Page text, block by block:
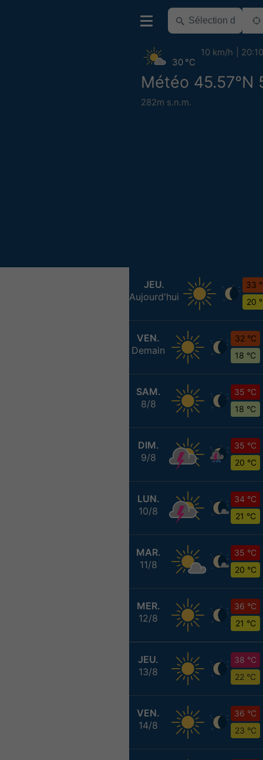
Météo 45.57°N
282m s.n.m.
30 °C
10 km/h 20:10
JEU.
Aujourd'hui
33
20
VEN.
Demain
32 °C
18 °C
SAM.
8/8
35 °C
18 °C
DIM.
9/8
35 °C
20 °C
LUN.
10/8
34 °C
21 °C
MAR.
11/8
35 °C
20 °C
MER.
12/8
36 °C
21 °C
JEU.
13/8
38 °C
22 °C
VEN.
14/8
36 °C
23 °C